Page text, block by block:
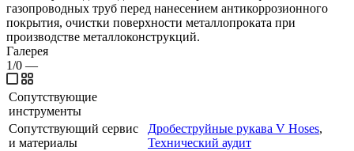
газопроводных труб перед нанесением антикоррозионного
покрытия, очистки поверхности металлопроката при
производстве металлоконструкций.
Галерея
1/0 —
Сопутствующие
инструменты
Сопутствующий сервис
и материалы
Дробеструйные рукава V Hoses,
Технический аудит